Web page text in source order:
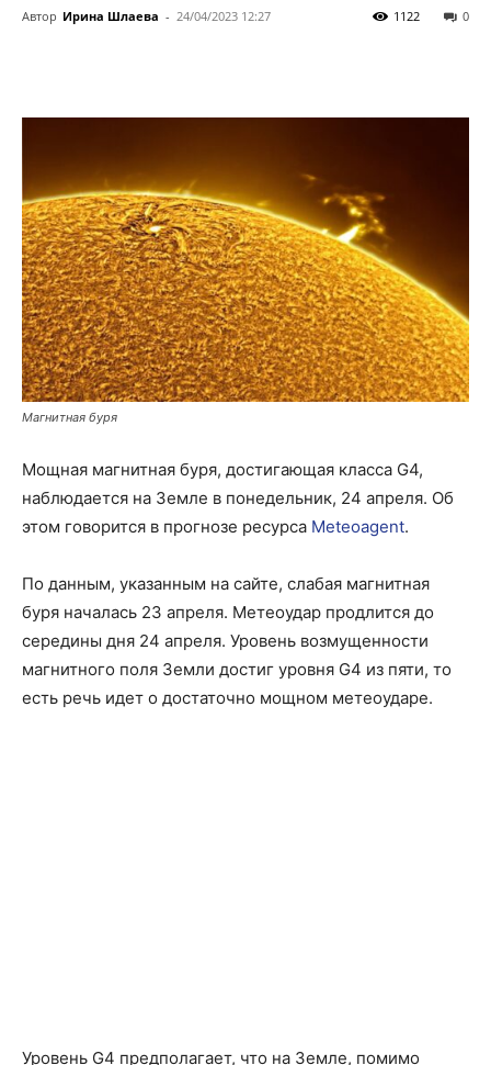
Автор Ирина Шлаева - 24/04/2023 12:27 0
1122
Магнитная буря
Мощная магнитная буря, достигающая класса G4,
наблюдается на Земле в понедельник, 24 апреля. Об
этом говорится в прогнозе ресурса Meteoagent.
По данным, указанным на сайте, слабая магнитная
буря началась 23 апреля. Метеоудар продлится до
середины дня 24 апреля. Уровень возмущенности
магнитного поля Земли достиг уровня G4 из пяти, то
есть речь идет о достаточно мощном метеоударе.
Уровень G4 предполагает, что на Земле, помимо